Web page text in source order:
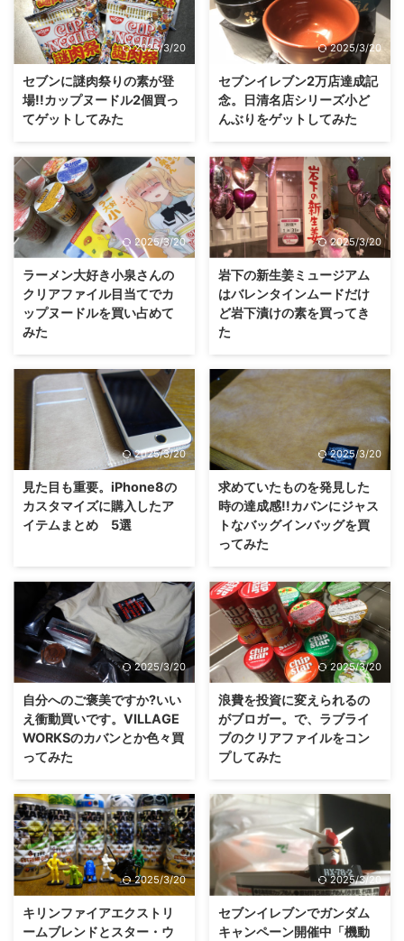
2025/3/20
セブンに謎肉祭りの素が登
場!!カップヌードル2個買っ
てゲットしてみた
2025/3/20
セブンイレブン2万店達成記
念。日清名店シリーズ小ど
んぶりをゲットしてみた
2025/3/20
ラーメン大好き小泉さんの
クリアファイル目当てでカ
ップヌードルを買い占めて
みた
2025/3/20
岩下の新生姜ミュージアム
はバレンタインムードだけ
ど岩下漬けの素を買ってき
た
2025/3/20
見た目も重要。iPhone8の
カスタマイズに購入したア
イテムまとめ 5選
2025/3/20
求めていたものを発見した
時の達成感!!カバンにジャス
トなバッグインバッグを買
ってみた
2025/3/20
自分へのご褒美ですか?いい
え衝動買いです。VILLAGE
WORKSのカバンとか色々買
ってみた
2025/3/20
浪費を投資に変えられるの
がブロガー。で、ラブライ
ブのクリアファイルをコン
プしてみた
2025/3/20
キリンファイアエクストリ
ームブレンドとスター・ウ
2025/3/20
セブンイレブンでガンダム
キャンペーン開催中「機動